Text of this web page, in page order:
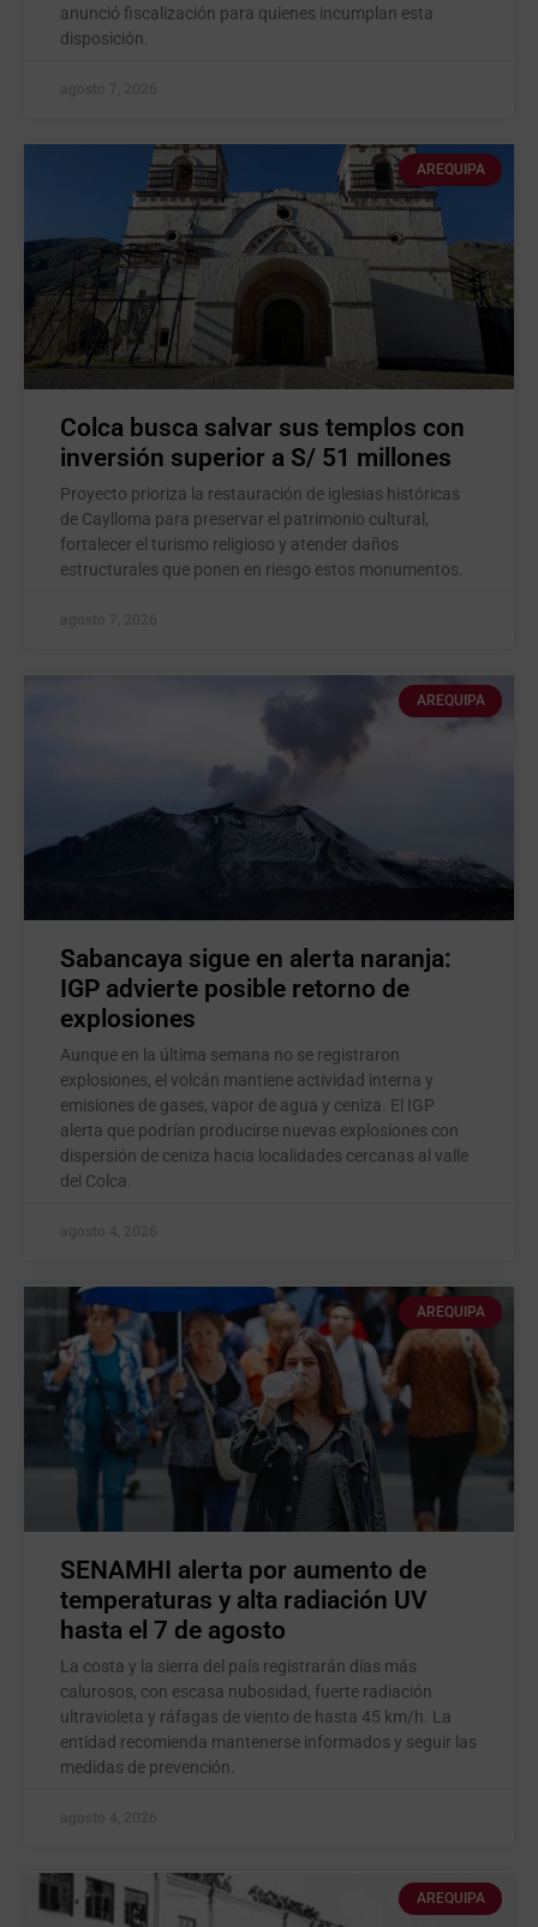
anunció fiscalización para quienes incumplan esta
disposición.
agosto 7, 2026
AREQUIPA
Colca busca salvar sus templos con
inversión superior a S/ 51 millones
Proyecto prioriza la restauración de iglesias históricas
de Caylloma para preservar el patrimonio cultural,
fortalecer el turismo religioso y atender daños
estructurales que ponen en riesgo estos monumentos.
agosto 7, 2026
AREQUIPA
Sabancaya sigue en alerta naranja:
IGP advierte posible retorno de
explosiones
Aunque en la última semana no se registraron
explosiones, el volcán mantiene actividad interna y
emisiones de gases, vapor de agua y ceniza. El IGP
alerta que podrían producirse nuevas explosiones con
dispersión de ceniza hacia localidades cercanas al valle
del Colca.
agosto 4, 2026
AREQUIPA
SENAMHI alerta por aumento de
temperaturas y alta radiación UV
hasta el 7 de agosto
La costa y la sierra del país registrarán días más
calurosos, con escasa nubosidad, fuerte radiación
ultravioleta y ráfagas de viento de hasta 45 km/h. La
entidad recomienda mantenerse informados y seguir las
medidas de prevención.
agosto 4, 2026
AREQUIPA